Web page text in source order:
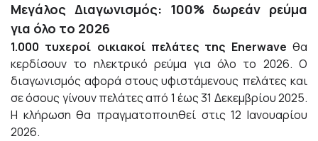
Μεγάλος Διαγωνισμός: 100% δωρεάν ρεύμα
για όλο το 2026
1.000 τυχεροί οικιακοί πελάτες της Enerwave θα
κερδίσουν το ηλεκτρικό ρεύμα για όλο το 2026. Ο
διαγωνισμός αφορά στους υφιστάμενους πελάτες και
σε όσους γίνουν πελάτες από 1 έως 31 Δεκεμβρίου 2025.
Η κλήρωση θα πραγματοποιηθεί στις 12 Ιανουαρίου
2026.